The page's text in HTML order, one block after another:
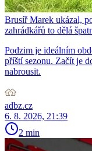
Brusíř Marek ukázal,
zahrádkářů to dělá
Podzim je ideálním
příští sezonu. Začít je
nabrousit.
adbz.cz
6. 8. 2026, 21:39
2 min